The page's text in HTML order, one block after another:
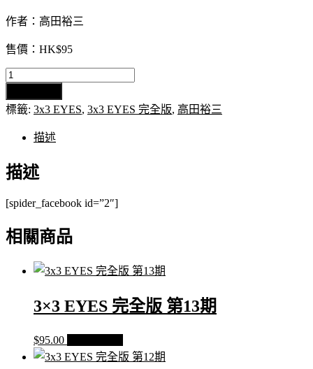
作者：高田裕三
售價：HK$95
3x3
EYES
完
全
19
期
數
標籤: 3x3 EYES, 3x3 EYES 完全版, 高田裕三
描述
描述
[spider_facebook id=”2″]
相關商品
3×3 EYES 完全版 第13期
$95.00